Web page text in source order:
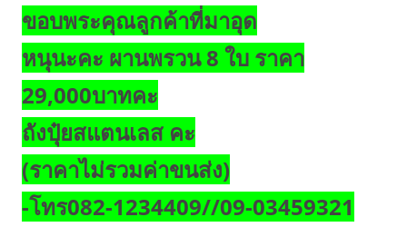
ขอบพระคุณลูกค้าที่มาอุด
หนุนะคะ ผานพรวน 8 ใบ ราคา
29,000บาทคะ
ถังปุ๋ยสแตนเลส คะ
(ราคาไม่รวมค่าขนส่ง)
-โทร082-1234409//09-03459321